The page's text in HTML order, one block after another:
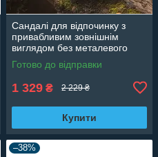
Сандалі для відпочинку з
привабливим зовнішнім
виглядом без металевого
носка,легкі зручні спортивні
Польща NEKO TREKK
Готово до відправки
1 329 ₴ 2 229 ₴
Купити
–38%